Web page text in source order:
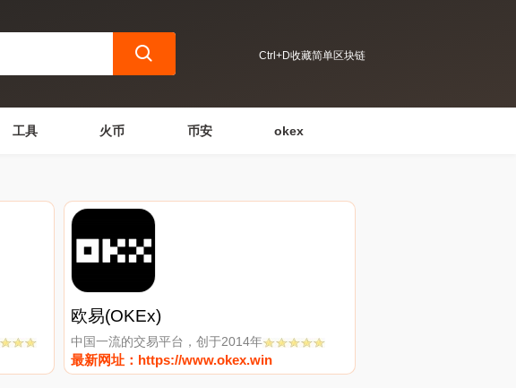
Ctrl+D收藏简单区块链
工具 火币 币安 okex
欧易(OKEx)
中国一流的交易平台，创于2014年
最新网址：https://www.okex.win